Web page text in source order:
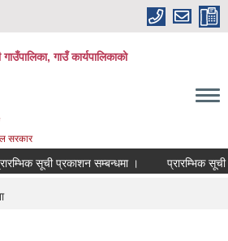
गाउँ कार्यपालिकाको
सरकार
सूची प्रकाशन सम्बन्धमा । प्रारम्भिक सूची